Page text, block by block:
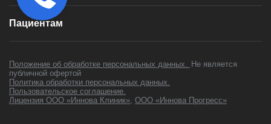
Консультация и диагностика
Коронки
Установка брекетов
Установка элайнеров
Лечение зубов
Пациентам
Цены
Контакты
Акции
Положение об обработке персональных данных. Не является
публичной офертой
Политика обработки персональных данных.
Пользовательское соглашение.
Лицензия ООО «Иннова Клиник», ООО «Иннова Прогресс»